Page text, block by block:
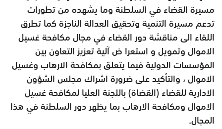
مسيرة القضاء في السلطنة وما يشهده من تطورات
تدعم مسيرة التنمية وتحقيق العدالة الناجزة كما تطرق
اللقاء الى مناقشة دور القضاء في مجال مكافحة غسيل
الاموال وتمويل و استعرا ض آلية تعزيز التعاون بين
المؤسسات الدولية فيما يتعلق بمكافحة الارهاب وغسيل
الاموال ، والتأكيد على ضرورة اشراك مجلس الشؤون
الادارية للقضاء (القضاة) باللجنة العليا لمكافحة غسيل
الاموال ومكافحة الارهاب بما يظهر دور السلطنة في هذا
المجال.